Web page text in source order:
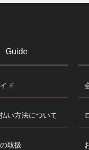
Guide
ド
い方法について
取扱